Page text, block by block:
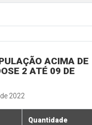
ACIMA DE
2 ATÉ 09 DE
2022
Quantidade